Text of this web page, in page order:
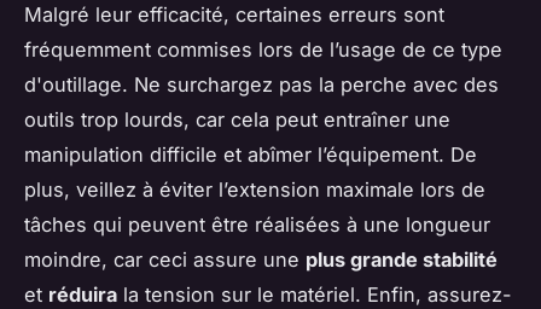
Malgré leur efficacité, certaines erreurs sont
fréquemment commises lors de l’usage de ce type
d'outillage. Ne surchargez pas la perche avec des
outils trop lourds, car cela peut entraîner une
manipulation difficile et abîmer l’équipement. De
plus, veillez à éviter l’extension maximale lors de
tâches qui peuvent être réalisées à une longueur
moindre, car ceci assure une plus grande stabilité
et réduira la tension sur le matériel. Enfin, assurez-